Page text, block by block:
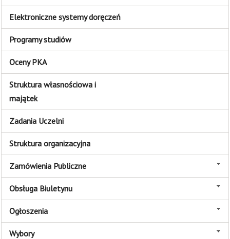
Elektroniczne systemy doręczeń
Programy studiów
Oceny PKA
Struktura własnościowa i
majątek
Zadania Uczelni
Struktura organizacyjna
Zamówienia Publiczne
Obsługa Biuletynu
Ogłoszenia
Wybory